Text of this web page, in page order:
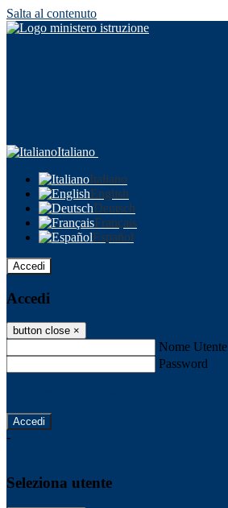
Salta al contenuto
Italiano
Italiano
English
Deutsch
Français
Español
Accedi
Accedi
button close ×
Nome Utente
Password
-
Seleziona utente